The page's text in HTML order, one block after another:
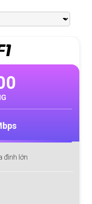
đình lớn